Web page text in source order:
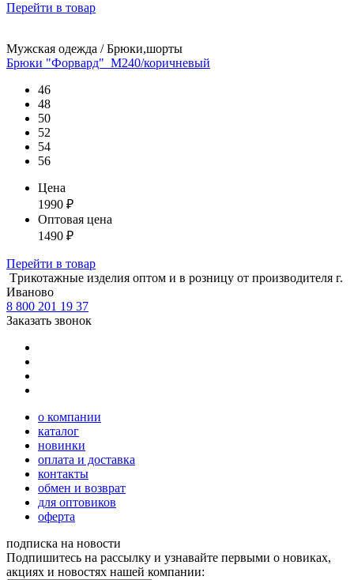
Перейти в товар
Мужская одежда / Брюки,шорты
Брюки "Форвард"_М240/коричневый
46
48
50
52
54
56
Цена
1990 ₽
Оптовая цена
1490 ₽
Перейти в товар
Tрикотажные изделия оптом и в розницу от производителя г.
Иваново
8 800 201 19 37
Заказать звонок
о компании
каталог
новинки
оплата и доставка
контакты
обмен и возврат
для оптовиков
оферта
подписка на новости
Подпишитесь на рассылку и узнавайте первыми о новиках,
акциях и новостях нашей компании: